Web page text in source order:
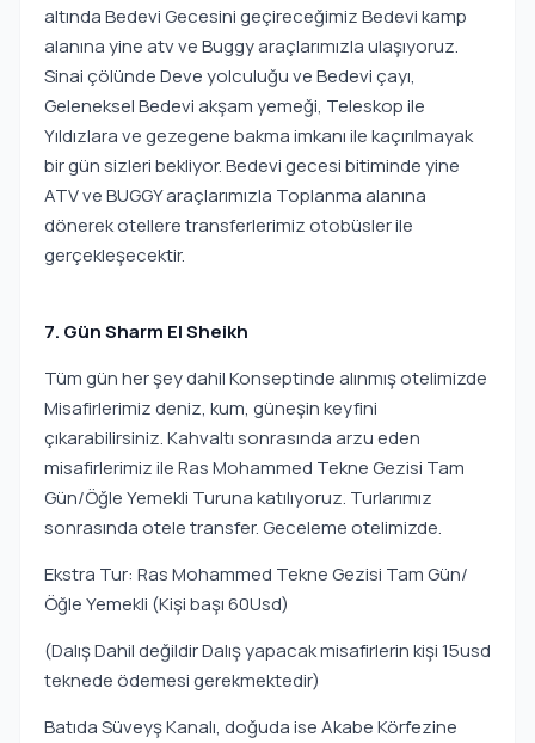
altında Bedevi Gecesini geçireceğimiz Bedevi kamp
alanına yine atv ve Buggy araçlarımızla ulaşıyoruz.
Sinai çölünde Deve yolculuğu ve Bedevi çayı,
Geleneksel Bedevi akşam yemeği, Teleskop ile
Yıldızlara ve gezegene bakma imkanı ile kaçırılmayak
bir gün sizleri bekliyor. Bedevi gecesi bitiminde yine
ATV ve BUGGY araçlarımızla Toplanma alanına
dönerek otellere transferlerimiz otobüsler ile
gerçekleşecektir.
7. Gün Sharm El Sheikh
Tüm gün her şey dahil Konseptinde alınmış otelimizde
Misafirlerimiz deniz, kum, güneşin keyfini
çıkarabilirsiniz. Kahvaltı sonrasında arzu eden
misafirlerimiz ile Ras Mohammed Tekne Gezisi Tam
Gün/Öğle Yemekli Turuna katılıyoruz. Turlarımız
sonrasında otele transfer. Geceleme otelimizde.
Ekstra Tur: Ras Mohammed Tekne Gezisi Tam Gün/
Öğle Yemekli (Kişi başı 60Usd)
(Dalış Dahil değildir Dalış yapacak misafirlerin kişi 15usd
teknede ödemesi gerekmektedir)
Batıda Süveyş Kanalı, doğuda ise Akabe Körfezine